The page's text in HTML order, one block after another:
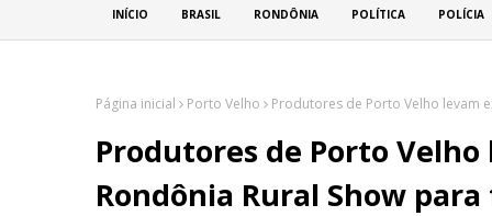
INÍCIO BRASIL RONDÔNIA POLÍTICA POLÍCIA
Página inicial Porto Velho Produtores de Porto Velho levam
Produtores de Porto
Rondônia Rural Show